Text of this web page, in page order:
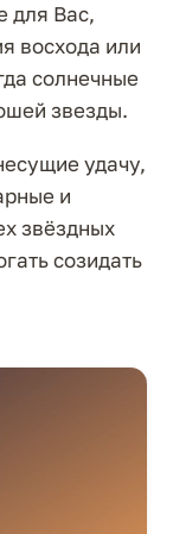
для Вас,
восхода или
солнечные
звезды.
удачу,
и
звёздных
созидать